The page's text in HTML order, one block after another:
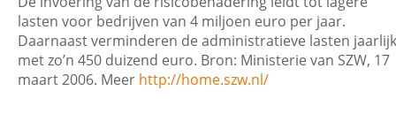
lasten voor bedrijven van 4 miljoen euro per jaar.
Daarnaast verminderen de administratieve lasten
met zo’n 450 duizend euro. Bron: Ministerie van SZW, 17
maart 2006. Meer http://home.szw.nl/